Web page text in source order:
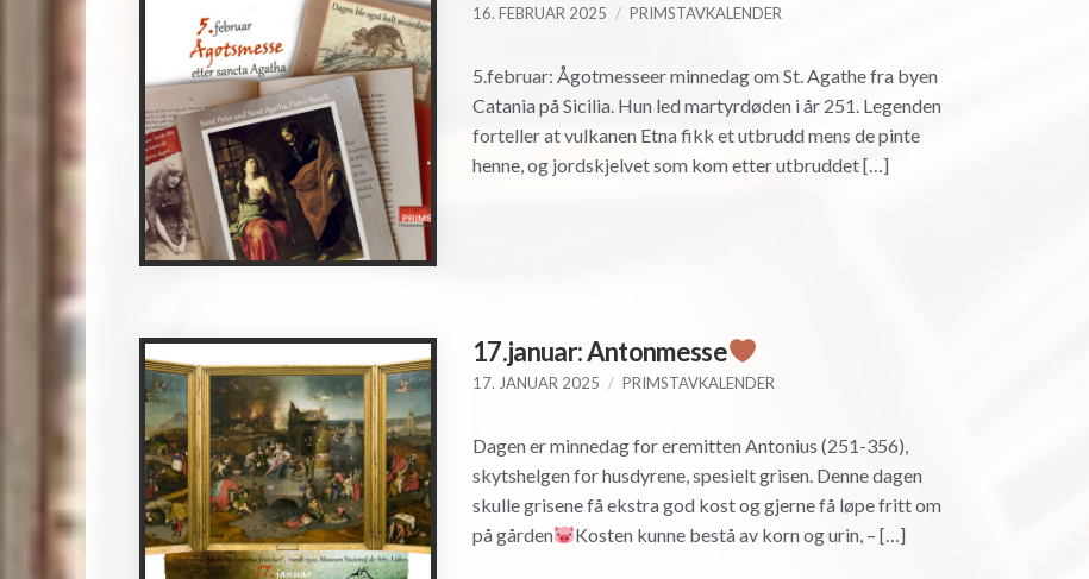
16. FEBRUAR 2025 PRIMSTAVKALENDER
5.februar: Ågotmesseer minnedag om St. Agathe fra byen
Catania på Sicilia. Hun led martyrdøden i år 251. Legenden
forteller at vulkanen Etna fikk et utbrudd mens de pinte
henne, og jordskjelvet som kom etter utbruddet […]
17.januar: Antonmesse
17. JANUAR 2025 PRIMSTAVKALENDER
Dagen er minnedag for eremitten Antonius (251-356),
skytshelgen for husdyrene, spesielt grisen. Denne dagen
skulle grisene få ekstra god kost og gjerne få løpe fritt om
på gården
Kosten kunne bestå av korn og urin, – […]